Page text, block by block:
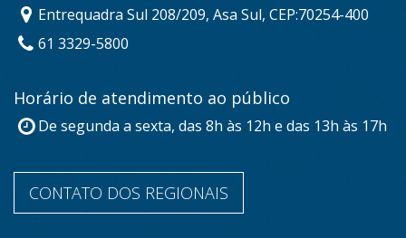
Entrequadra Sul 208/209, Asa Sul, CEP:70254-400
61 3329-5800
Horário de atendimento ao público
De segunda a sexta, das 8h às 12h e das 13h às 17h
CONTATO DOS REGIONAIS